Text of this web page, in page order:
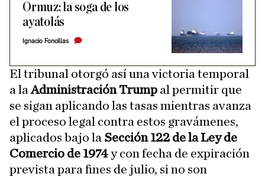
Ormuz: la soga de los
ayatolás
Ignacio Foncillas
El tribunal otorgó así una victoria temporal
a laAdministración Trump al permitir que
se sigan aplicando las tasas mientras avanza
el proceso legal contra estos gravámenes,
aplicados bajo la Sección 122 de la Ley de
Comercio de 1974y con fecha de expiración
prevista para fines de julio, si no son